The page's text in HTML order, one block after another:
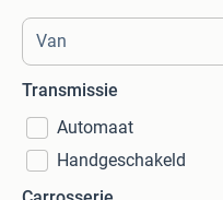
Transmissie
Automaat
Handgeschakeld